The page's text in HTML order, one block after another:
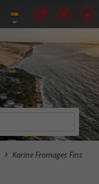
Karine Fromages Fins